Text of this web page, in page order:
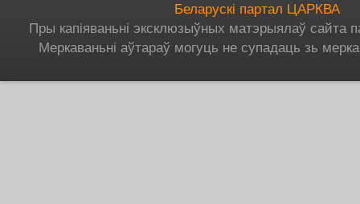
Беларускі партал ЦАРКВА
Пры капіяваньні эксклюзыўных матэрыялаў сайта
Меркаваньні аўтараў могуць не супадаць зь